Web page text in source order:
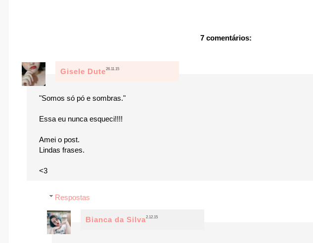
7 comentários:
Gisele Dute26.11.15
"Somos só pó e sombras."
Essa eu nunca esqueci!!!!
Amei o post.
Lindas frases.
<3
Respostas
Bianca da Silva2.12.15